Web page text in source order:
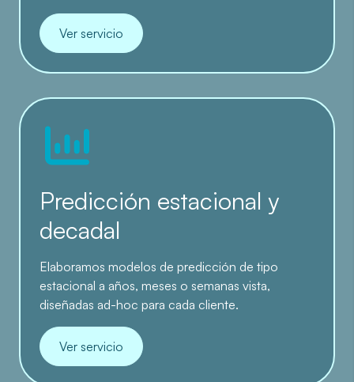
Ver servicio
Predicción estacional y
decadal
Elaboramos modelos de predicción de tipo
estacional a años, meses o semanas vista,
diseñadas ad-hoc para cada cliente.
Ver servicio